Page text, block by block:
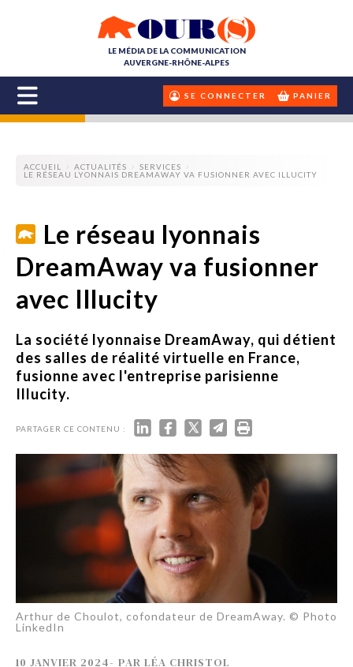
LE MÉDIA DE LA COMMUNICATION
AUVERGNE-RHÔNE-ALPES
SE CONNECTER PANIER
ACCUEIL ACTUALITÉS
SERVICES
LE RÉSEAU LYONNAIS DREAMAWAY VA FUSIONNER AVEC ILLUCITY
Le réseau lyonnais
DreamAway va fusionner
avec Illucity
La société lyonnaise DreamAway, qui détient
des salles de réalité virtuelle en France,
fusionne avec l'entreprise parisienne
Illucity.
PARTAGER CE CONTENU :
Arthur de Choulot, cofondateur de DreamAway. © Photo
LinkedIn
10 JANVIER 2024- PAR LÉA CHRISTOL